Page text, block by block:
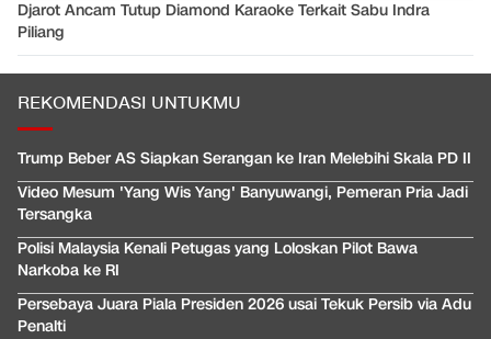
Djarot Ancam Tutup Diamond Karaoke Terkait Sabu Indra
Piliang
REKOMENDASI UNTUKMU
Trump Beber AS Siapkan Serangan ke Iran Melebihi Skala PD II
Video Mesum 'Yang Wis Yang' Banyuwangi, Pemeran Pria Jadi
Tersangka
Polisi Malaysia Kenali Petugas yang Loloskan Pilot Bawa
Narkoba ke RI
Persebaya Juara Piala Presiden 2026 usai Tekuk Persib via Adu
Penalti